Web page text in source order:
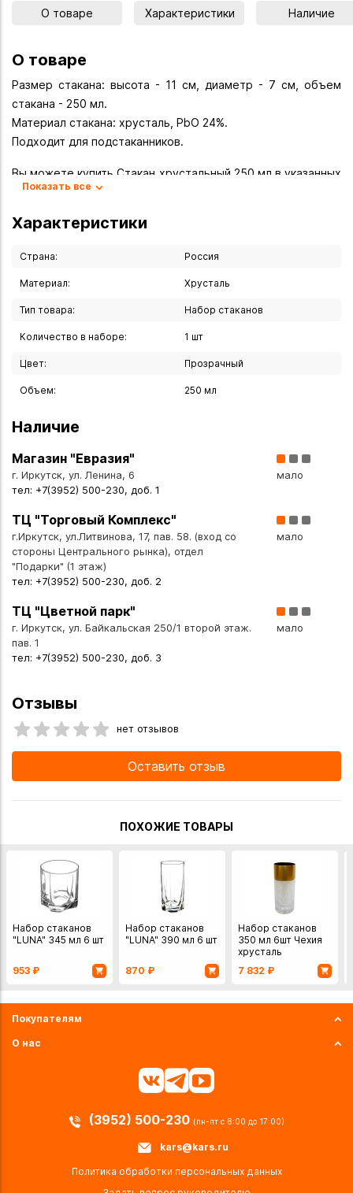
О товаре Характеристики Наличие
О товаре
Размер стакана: высота - 11 см, диаметр - 7 см, объем
стакана - 250 мл.
Материал стакана: хрусталь, PbO 24%.
Подходит для подстаканников.
Вы можете купить Стакан хрустальный 250 мл в указанных
ниже магазинах в Иркутске и в Ангарске, а также сделать
Иркутску или транспортной компанией по всей России.
Показать все
Характеристики
Страна: Россия
Материал: Хрусталь
Тип товара: Набор стаканов
Количество в наборе: 1 шт
Цвет: Прозрачный
Объем: 250 мл
Наличие
Магазин "Евразия"
г. Иркутск, ул. Ленина, 6
тел: +7(3952) 500-230, доб. 1
мало
ТЦ "Торговый Комплекс"
г.Иркутск, ул.Литвинова, 17, пав. 58. (вход со
стороны Центрального рынка), отдел
"Подарки" (1 этаж)
тел: +7(3952) 500-230, доб. 2
мало
ТЦ "Цветной парк"
г. Иркутск, ул. Байкальская 250/1 второй этаж.
пав. 1
тел: +7(3952) 500-230, доб. 3
мало
Отзывы
нет отзывов
Оставить отзыв
ПОХОЖИЕ ТОВАРЫ
Набор стаканов
"LUNA" 345 мл 6 шт
953 ₽
Набор стаканов
"LUNA" 390 мл 6 шт
870 ₽
Набор стаканов
350 мл 6шт Чехия
хрусталь
7 832 ₽
Покупателям
О нас
(3952) 500-230 (пн-пт с 8:00 до 17:00)
kars@kars.ru
Политика обработки персональных данных